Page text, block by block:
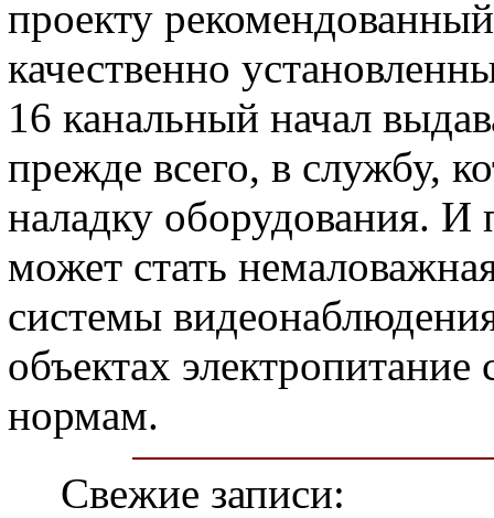
проекту
качественно
16 канальный начал
прежде всего, в службу,
наладку оборудования. И
может стать
системы
объектах электропитание
нормам.
Свежие записи: